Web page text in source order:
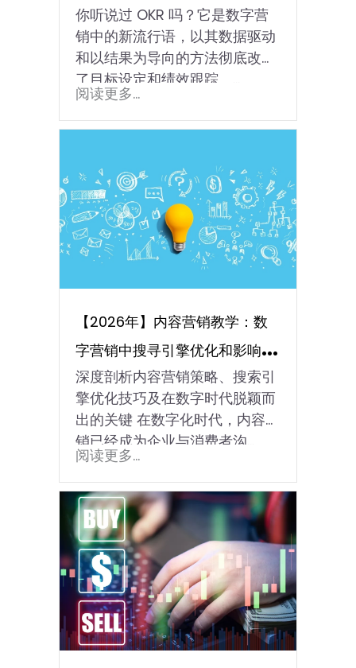
你听说过 OKR 吗？它是数字营
销中的新流行语，以其数据驱动
和以结果为导向的方法彻底改变
了目标设定和绩效跟踪。…
阅读更多...
【2026年】内容营销教学：数
字营销中搜寻引擎优化和影响力
营销策略
深度剖析内容营销策略、搜索引
擎优化技巧及在数字时代脱颖而
出的关键 在数字化时代，内容营
销已经成为企业与消费者沟…
阅读更多...